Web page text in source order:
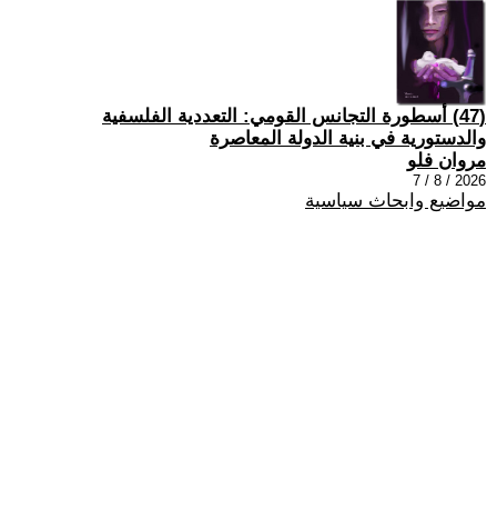
(47) أسطورة التجانس القومي: التعددية الفلسفية
والدستورية في بنية الدولة المعاصرة
مروان فلو
2026 / 8 / 7
مواضيع وابحاث سياسية